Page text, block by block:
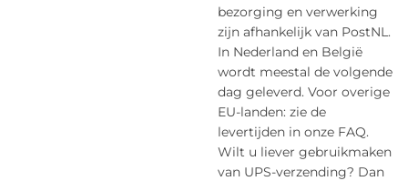
bezorging en verwerking
zijn afhankelijk van PostNL.
In Nederland en België
wordt meestal de volgende
dag geleverd. Voor overige
EU-landen: zie de
levertijden in onze FAQ.
Wilt u liever gebruikmaken
van UPS-verzending? Dan